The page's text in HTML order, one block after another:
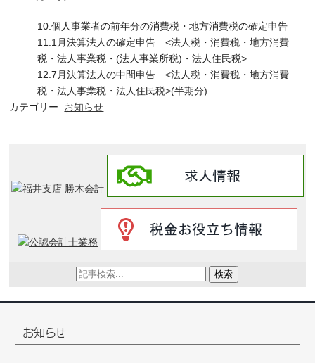
10.個人事業者の前年分の消費税・地方消費税の確定申告
11.1月決算法人の確定申告 <法人税・消費税・地方消費
税・法人事業税・(法人事業所税)・法人住民税>
12.7月決算法人の中間申告 <法人税・消費税・地方消費
税・法人事業税・法人住民税>(半期分)
カテゴリー: お知らせ
検索
お知らせ